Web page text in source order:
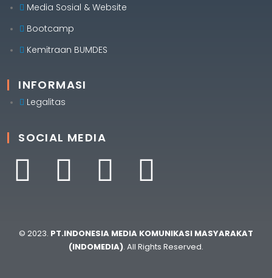
Media Sosial & Website
Bootcamp
Kemitraan BUMDES
INFORMASI
Legalitas
SOCIAL MEDIA
© 2023. PT.INDONESIA MEDIA KOMUNIKASI MASYARAKAT
(INDOMEDIA). All Rights Reserved.